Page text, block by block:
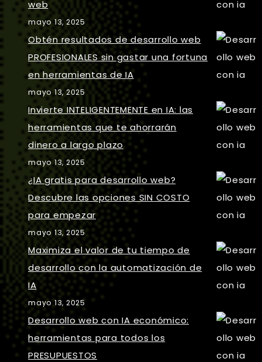
web
mayo 13, 2025
Obtén resultados de desarrollo web
PROFESIONALES sin gastar una fortuna
en herramientas de IA
mayo 13, 2025
Invierte INTELIGENTEMENTE en IA: las
herramientas que te ahorrarán
dinero a largo plazo
mayo 13, 2025
¿IA gratis para desarrollo web?
Descubre las opciones SIN COSTO
para empezar
mayo 13, 2025
Maximiza el valor de tu tiempo de
desarrollo con la automatización de
IA
mayo 13, 2025
Desarrollo web con IA económico:
herramientas para todos los
PRESUPUESTOS